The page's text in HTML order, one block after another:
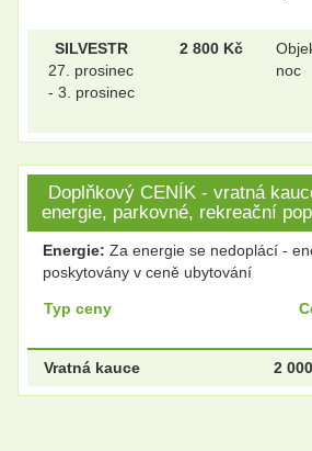
SILVESTR
27. prosinec
- 3. prosinec
2 800 Kč
noc
Doplňkový CENÍK - vratná
energie, parkovné, rekreační
Energie: Za energie se nedoplácí -
poskytovány v ceně ubytování
Typ ceny
Vratná kauce 2